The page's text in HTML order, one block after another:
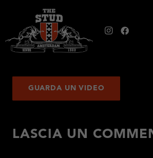
GUARDA UN VIDEO
LASCIA UN